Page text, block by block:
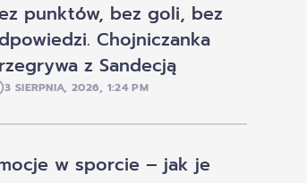
punktów, bez goli, bez
Chojniczanka
z Sandecją
3 SIERPNIA, 2026, 1:24 PM
w sporcie – jak je